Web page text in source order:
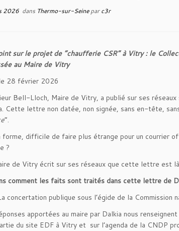
2026 dans Thermo-sur-Seineparc3r
sur le projet de “chaufferie CSR” à Vitry : le
au Maire de Vitry
28 février 2026
Bell-Lloch, Maire de Vitry, a publié sur ses
Cette lettre non datée, non signée, sans en-tête,
”.
forme, difficile de faire plus étrange pour un courrier
?
de Vitry écrit sur ses réseaux que cette lettre est
comment les faits sont traités dans cette lettre de
concertation publique sous l’égide de la Commission
apportées au maire par Dalkia nous renseignent
du site EDF à Vitry et sur l’agenda de la CNDP